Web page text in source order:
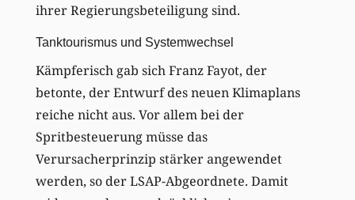
ihrer Regierungsbeteiligung sind.
Tanktourismus und Systemwechsel
Kämpferisch gab sich Franz Fayot, der
betonte, der Entwurf des neuen Klimaplans
reiche nicht aus. Vor allem bei der
Spritbesteuerung müsse das
Verursacherprinzip stärker angewendet
werden, so der LSAP-Abgeordnete. Damit